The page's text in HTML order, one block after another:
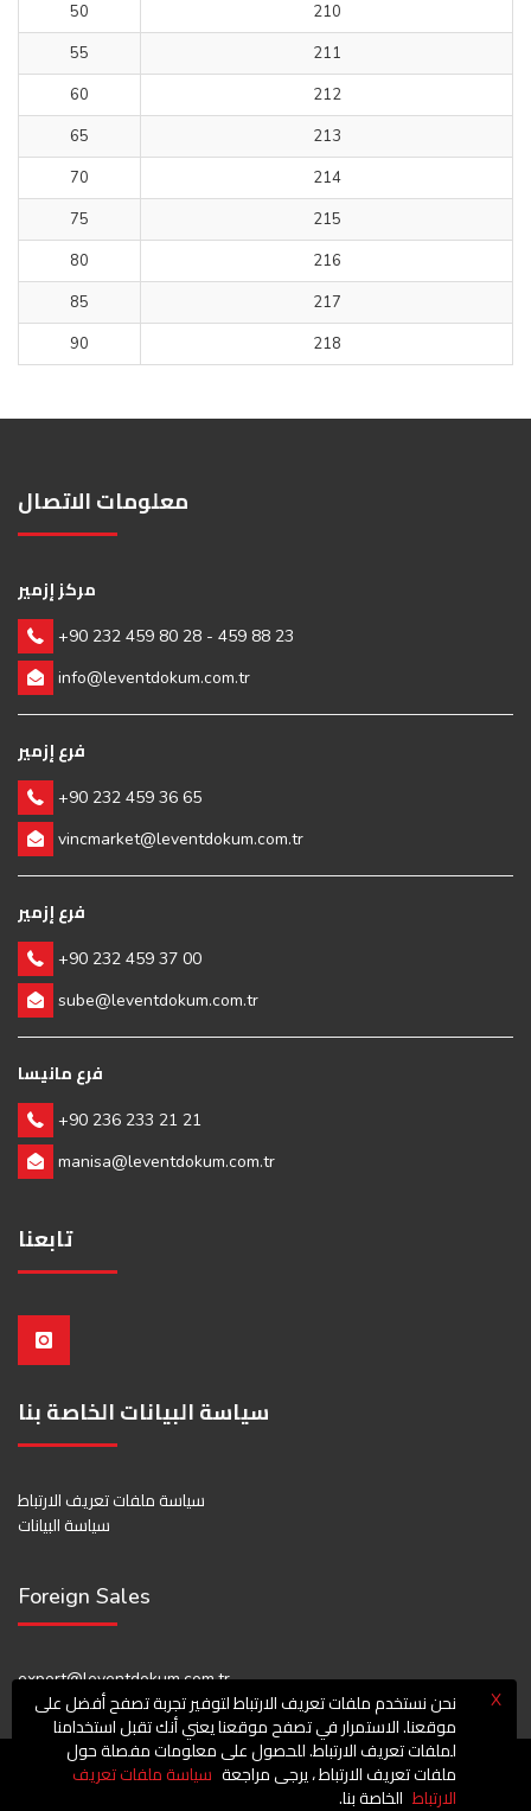
210
50
211
55
212
60
213
65
214
70
215
75
216
80
217
85
218
90
معلومات الاتصال
مركز إزمير
+90 232 459 80 28 - 459 88 23
info@leventdokum.com.tr
فرع إزمير
+90 232 459 36 65
vincmarket@leventdokum.com.tr
فرع إزمير
+90 232 459 37 00
sube@leventdokum.com.tr
فرع مانيسا
+90 236 233 21 21
manisa@leventdokum.com.tr
تابعنا
سياسة البيانات الخاصة بنا
سياسة ملفات تعريف الارتباط
سياسة البيانات
Foreign Sales
export@leventdokum.com.tr
© Copyright 2022 LEVENT VİNÇ DÖKÜM MAKİNA
نحن نستخدم ملفات تعريف الارتباط لتوفير تجربة تصفح أفضل على
موقعنا. الاستمرار في تصفح موقعنا يعني أنك تقبل استخدامنا
لملفات تعريف الارتباط. للحصول على معلومات مفصلة حول
ملفات تعريف الارتباط ، يرجى مراجعة سياسة ملفات تعريف
الارتباط الخاصة بنا.
X